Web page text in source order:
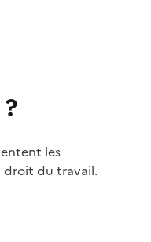
les
droit du travail.